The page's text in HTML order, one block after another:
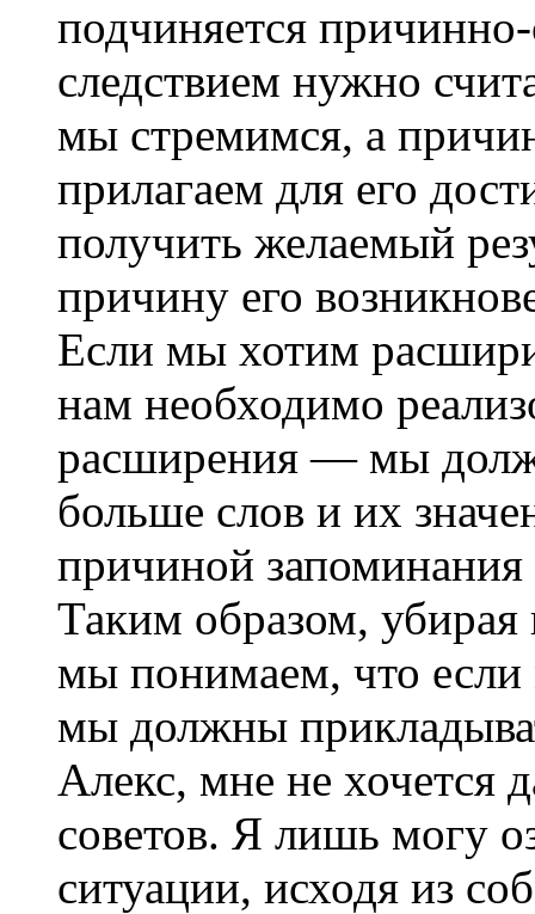
подчиняется
следствием нужно
мы стремимся, а
прилагаем для его
получить желаемый
причину его
Если мы хотим
нам необходимо
расширения — мы
больше слов и их
причиной
Таким образом,
мы понимаем, что
мы должны
Алекс, мне не хочется
советов. Я лишь могу
ситуации, исходя из